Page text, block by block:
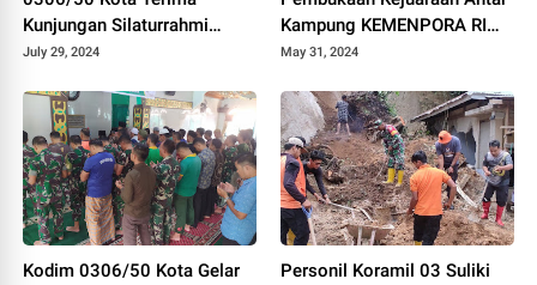
Kunjungan Silaturrahmi
Ketua Pengadilan Negeri
July 29, 2024
Kampung KEMENPORA RI
Tahun 2024
May 31, 2024
Kodim 0306/50 Kota Gelar
Personil Koramil 03 Suliki